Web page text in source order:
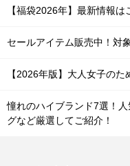
【福袋2026年】最新情報は
セールアイテム販売中！対
【2026年版】大人女子の
憧れのハイブランド7選！
グなど厳選してご紹介！